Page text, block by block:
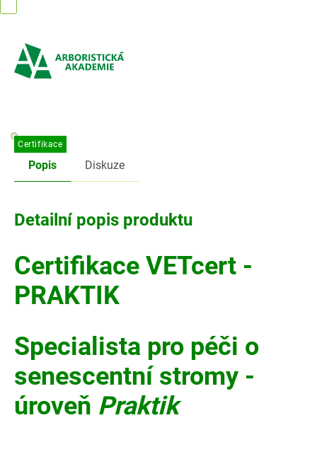
obsah
Certifikace
Popis Diskuze
Detailní popis produktu
Certifikace VETcert -
PRAKTIK
Specialista pro péči o
senescentní stromy -
úroveň Praktik